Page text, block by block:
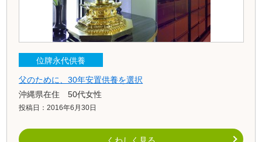
位牌永代供養
父のために、30年安置供養を選択
沖縄県在住 50代女性
投稿日：2016年6月30日
くわしく見る